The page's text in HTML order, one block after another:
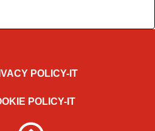
POLICY-IT
POLICY-IT